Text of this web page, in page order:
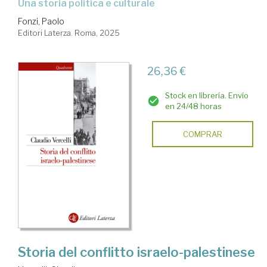
Una storia politica e culturale
Fonzi, Paolo
Editori Laterza. Roma, 2025
26,36 €
Stock en librería. Envío
en 24/48 horas
COMPRAR
Storia del conflitto israelo-palestinese